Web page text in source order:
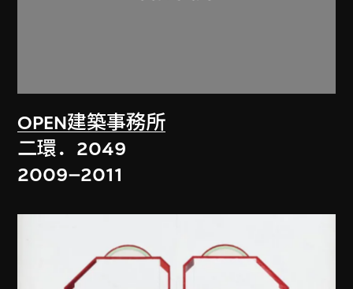
OPEN建築事務所
二環．2049
2009–2011